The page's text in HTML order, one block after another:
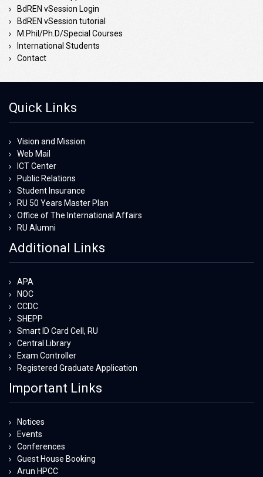
BdREN vSession Login
BdREN vSession tutorial
M.Phil/Ph.D/Special Courses
International Students
Contact
Quick Links
Vision and Mission
Web Mail
ICT Center
Public Relations
Student Insurance
RU 50 Years Master Plan
Office of The International Affairs
RU Alumni
Additional Links
APA
NOC
CCDC
SHEPP
Smart ID Card Cell, RU
Central Library
Exam Controller
Registered Graduate Application
Important Links
Notices
Events
Conferences
Guest House Booking
Arun HPCC